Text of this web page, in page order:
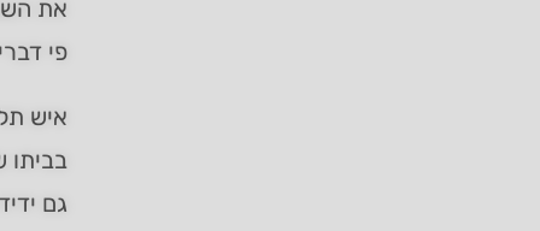
את
פי
איש
בביתו
גם